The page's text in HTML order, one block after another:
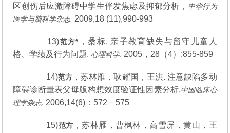
区创伤后应激障碍中学生伴发焦虑及抑郁分析， 中华行为
医学与脑科学杂志 2009,18 (11),990-993
13)范方* ，桑标. 亲子教育缺失与留守儿童人
格、学绩及行为问题, 心理科学. 2005，28（4）:855-859
14)范方，苏林雁，耿耀国，王洪. 注意缺陷多动
障碍诊断量表父母版构想效度验证性因素分析.中国临床心
理学杂志. 2006,14(6)：572－575
15)范方 ，苏林雁，曹枫林，高雪屏，黄山，王